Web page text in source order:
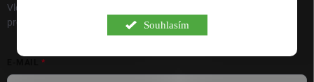
Souhlasím
Vložte svůj e-mail a my vám budeme zasílat informace o nových
produktech na našem e-shopu.